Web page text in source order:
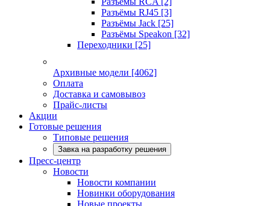
Разъёмы RJ45 [3]
Разъёмы Jack [25]
Разъёмы Speakon [32]
Переходники [25]
Архивные модели [4062]
Оплата
Доставка и самовывоз
Прайс-листы
Акции
Готовые решения
Типовые решения
Завка на разработку решения
Пресс-центр
Новости
Новости компании
Новинки оборудования
Новые проекты